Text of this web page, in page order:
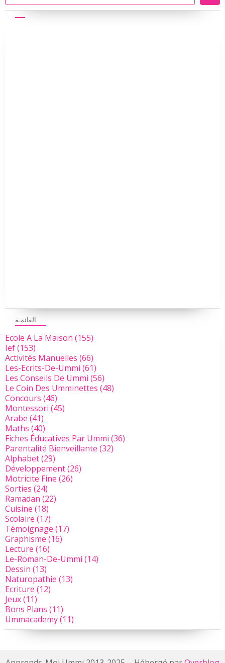
القائمـة
Ecole A La Maison (155)
Ief(153)
Activités Manuelles (66)
Les-Ecrits-De-Ummi (61)
Les Conseils De Ummi (56)
Le Coin Des Umminettes (48)
Concours (46)
Montessori (45)
Arabe (41)
Maths (40)
Fiches Éducatives Par Ummi (36)
Parentalité Bienveillante (32)
Alphabet(29)
Développement(26)
Motricite Fine (26)
Sorties (24)
Ramadan (22)
Cuisine (18)
Scolaire (17)
Témoignage (17)
Graphisme (16)
Lecture (16)
Le-Roman-De-Ummi (14)
Dessin (13)
Naturopathie (13)
Ecriture (12)
Jeux(11)
Bons Plans (11)
Ummacademy(11)